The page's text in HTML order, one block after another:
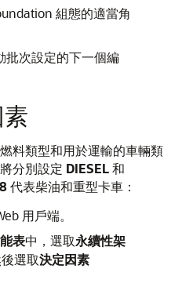
組態的適當角
批次設定的下一個編
料類型和用於運輸的車輛類
分別設定 DIESEL和
代表柴油和重型卡車：
用戶端。
表中，選取永續性架
選取決定因素